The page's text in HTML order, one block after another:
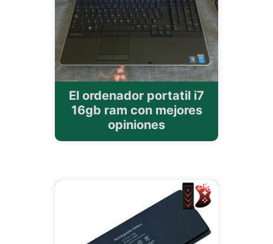
El ordenador portatil i7
16gb ram con mejores
opiniones